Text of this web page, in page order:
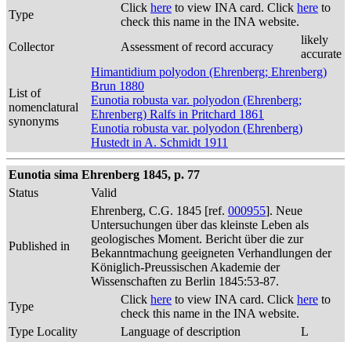
Type
Click here to view INA card. Click here to
check this name in the INA website.
Collector
Assessment of record accuracy
likely
accurate
List of
nomenclatural
synonyms
Himantidium polyodon (Ehrenberg; Ehrenberg)
Brun 1880
Eunotia robusta var. polyodon (Ehrenberg;
Ehrenberg) Ralfs in Pritchard 1861
Eunotia robusta var. polyodon (Ehrenberg)
Hustedt in A. Schmidt 1911
Eunotia sima Ehrenberg 1845, p. 77
Status
Valid
Published in
Ehrenberg, C.G. 1845 [ref. 000955]. Neue
Untersuchungen über das kleinste Leben als
geologisches Moment. Bericht über die zur
Bekanntmachung geeigneten Verhandlungen der
Königlich-Preussischen Akademie der
Wissenschaften zu Berlin 1845:53-87.
Type
Click here to view INA card. Click here to
check this name in the INA website.
Type Locality
Language of description
L